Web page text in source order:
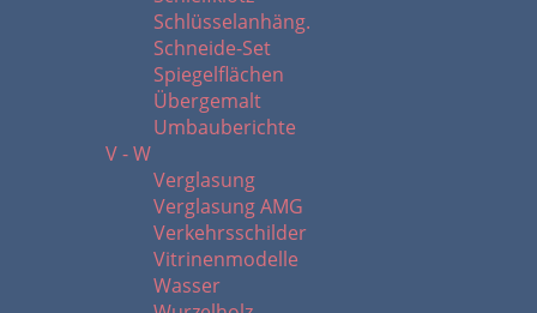
Schlüsselanhäng.
Schneide-Set
Spiegelflächen
Übergemalt
Umbauberichte
V - W
Verglasung
Verglasung AMG
Verkehrsschilder
Vitrinenmodelle
Wasser